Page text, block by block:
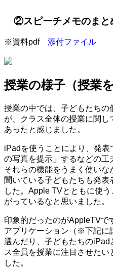
②スピーチメモのまと
※資料pdf 添付ファイル
授業の様子（授業
授業の中では、子どもたちの
が、クラス全体の授業に関
あったと感じました。
iPadを使うことにより、発
の写真を提示」するなどの工
それらの機能をうまく使いな
聞いている子どもたちも発表
した。Apple TVとともに使
がっているなと思いました。
印象的だったのがAppleTVで
アプリケーション（※下記に
選んだり、子どもたちの
ス全員を授業に注目させたい
した。